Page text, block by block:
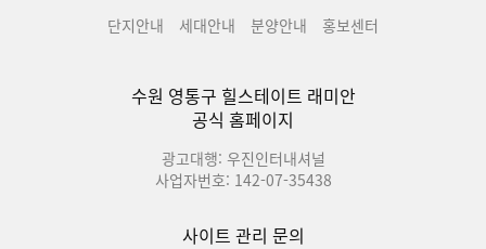
단지안내
세대안내 분양안내 홍보센터
수원 영통구 힐스테이트 래미안
공식 홈페이지
광고대행: 우진인터내셔널
사업자번호: 142-07-35438
사이트 관리 문의